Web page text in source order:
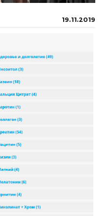
19.11.2019